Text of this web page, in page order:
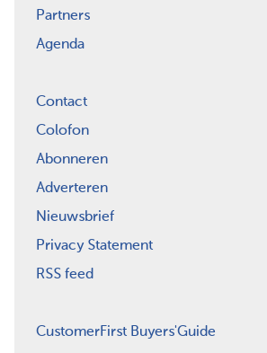
Partners
Agenda
Contact
Colofon
Abonneren
Adverteren
Nieuwsbrief
Privacy Statement
RSS feed
CustomerFirst Buyers'Guide